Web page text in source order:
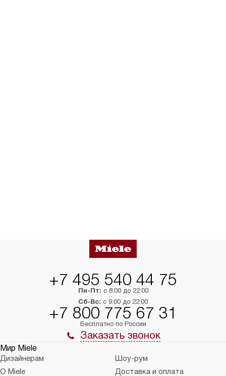
+7 495 540 44 75
Пн-Пт: с 8:00 до 22:00
Сб-Вс: с 9:00 до 22:00
+7 800 775 67 31
Бесплатно по России
Заказать звонок
Мир Miele
Дизайнерам
Шоу-рум
О Miele
Доставка и оплата